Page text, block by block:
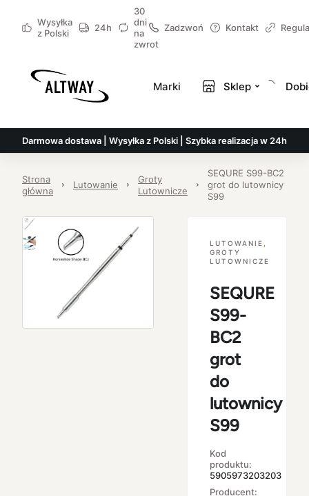
Wysyłka
z Polski
24h
30
dni
na
zwrot
Zadzwoń Kontakt
Marki Sklep
Darmowa dostawa | Wysyłka z Polski | Szybka realizacja w 24h
Strona
główna
Lutowanie
Groty
Lutownicze
SEQURE S99-BC2
grot do lutownicy
S99
LUTOWANIE
GROTY
LUTOWNICZE
SEQURE
S99-
BC2
grot
do
lutownicy
S99
Kod
produktu:
5905973203203
Producent: